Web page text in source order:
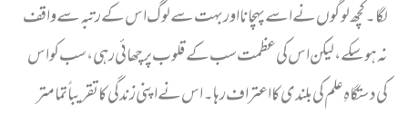
لگا ۔ کچھ لوگوں نے اسے پہچانا اور بہت سے لوگ اس کے رتبہ سے واقف
نہ ہوسکے ، لیکن اس کی عظمت سب کے قلوب پر چھائی رہی ، سب کو اس
کی دستگاہِ علم کی بلندی کا اعتراف رہا ۔ اس نے اپنی زندگی کا تقریباً تمامتر